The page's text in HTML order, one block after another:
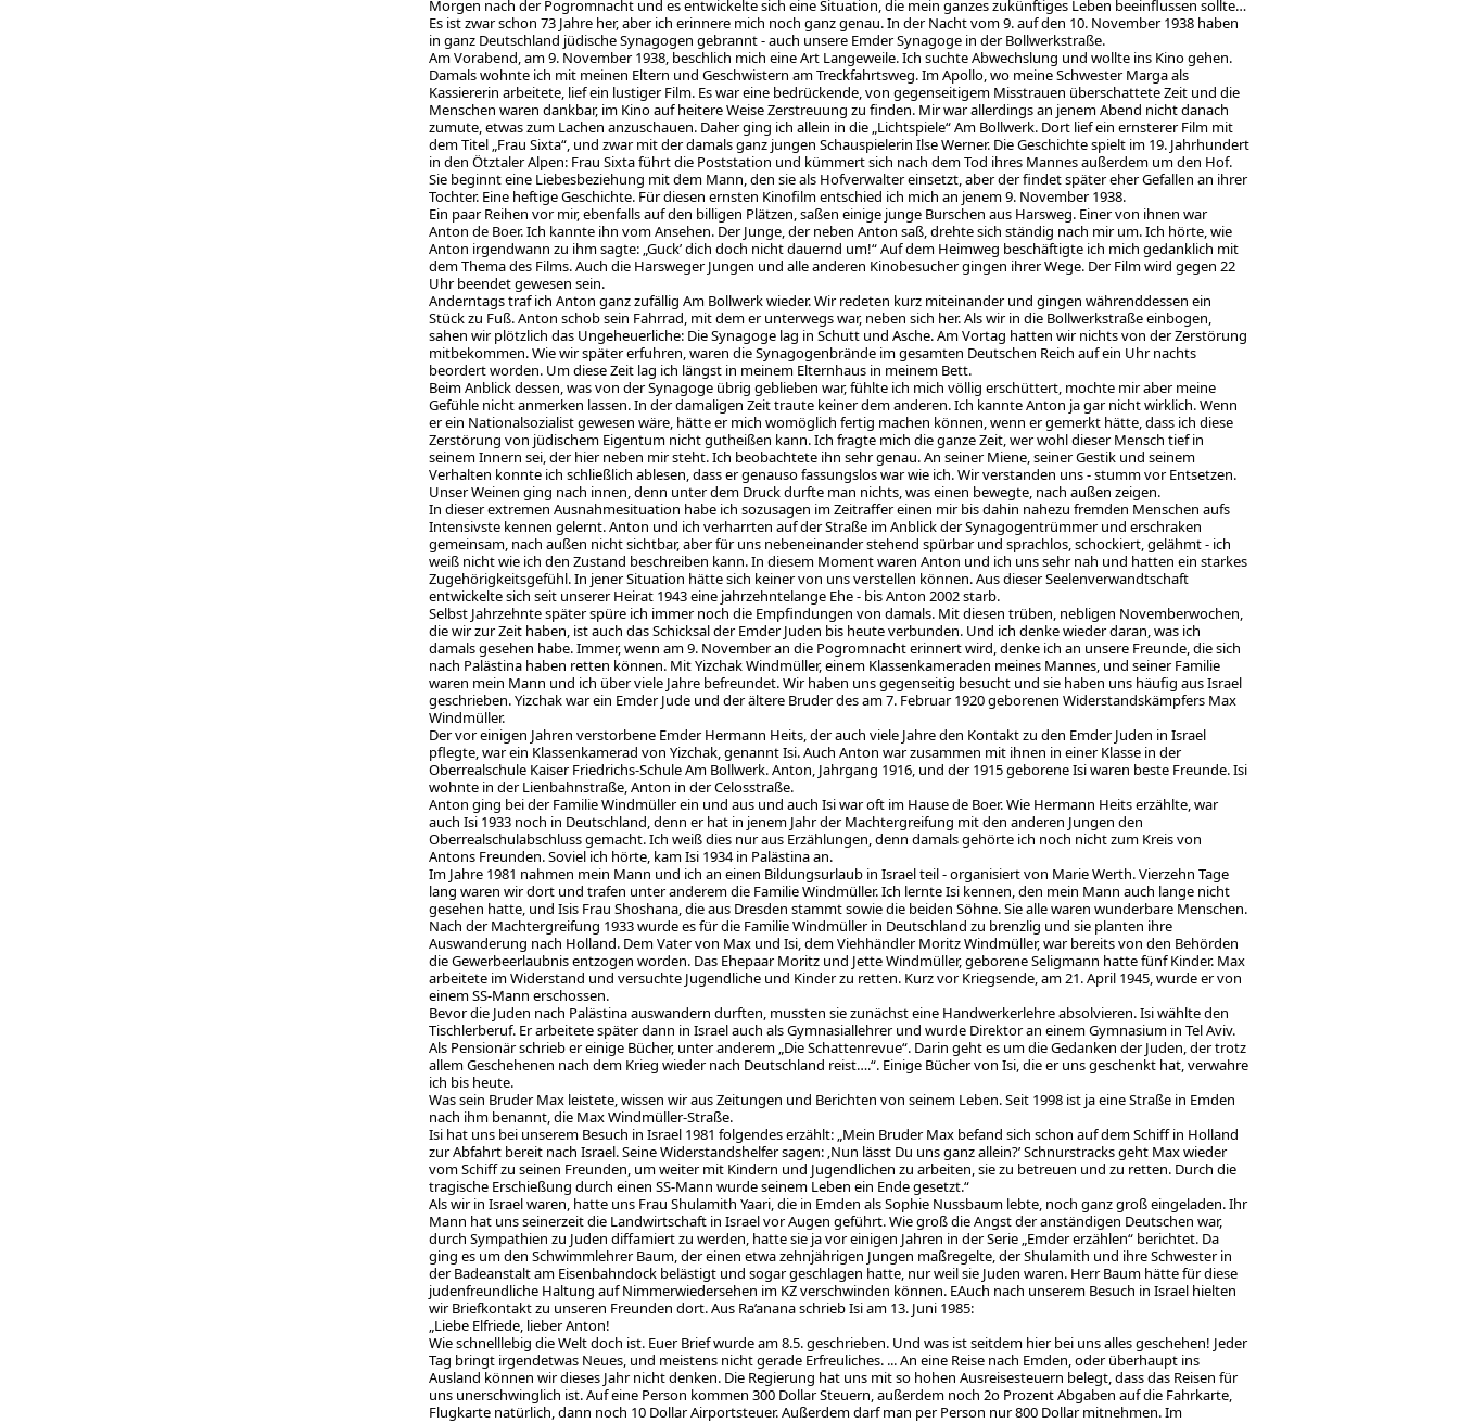
Morgen nach der Pogromnacht und es entwickelte sich eine Situation, die mein ganzes zukünftiges Leben beeinflussen sollte…
Es ist zwar schon 73 Jahre her, aber ich erinnere mich noch ganz genau. In der Nacht vom 9. auf den 10. November 1938 haben
in ganz Deutschland jüdische Synagogen gebrannt - auch unsere Emder Synagoge in der Bollwerkstraße.
Am Vorabend, am 9. November 1938, beschlich mich eine Art Langeweile. Ich suchte Abwechslung und wollte ins Kino gehen.
Damals wohnte ich mit meinen Eltern und Geschwistern am Treckfahrtsweg. Im Apollo, wo meine Schwester Marga als
Kassiererin arbeitete, lief ein lustiger Film. Es war eine bedrückende, von gegenseitigem Misstrauen überschattete Zeit und die
Menschen waren dankbar, im Kino auf heitere Weise Zerstreuung zu finden. Mir war allerdings an jenem Abend nicht danach
zumute, etwas zum Lachen anzuschauen. Daher ging ich allein in die „Lichtspiele“ Am Bollwerk. Dort lief ein ernsterer Film mit
dem Titel „Frau Sixta“, und zwar mit der damals ganz jungen Schauspielerin Ilse Werner. Die Geschichte spielt im 19. Jahrhundert
in den Ötztaler Alpen: Frau Sixta führt die Poststation und kümmert sich nach dem Tod ihres Mannes außerdem um den Hof.
Sie beginnt eine Liebesbeziehung mit dem Mann, den sie als Hofverwalter einsetzt, aber der findet später eher Gefallen an ihrer
Tochter. Eine heftige Geschichte. Für diesen ernsten Kinofilm entschied ich mich an jenem 9. November 1938.
Ein paar Reihen vor mir, ebenfalls auf den billigen Plätzen, saßen einige junge Burschen aus Harsweg. Einer von ihnen war
Anton de Boer. Ich kannte ihn vom Ansehen. Der Junge, der neben Anton saß, drehte sich ständig nach mir um. Ich hörte, wie
Anton irgendwann zu ihm sagte: „Guck’ dich doch nicht dauernd um!“ Auf dem Heimweg beschäftigte ich mich gedanklich mit
dem Thema des Films. Auch die Harsweger Jungen und alle anderen Kinobesucher gingen ihrer Wege. Der Film wird gegen 22
Uhr beendet gewesen sein.
Anderntags traf ich Anton ganz zufällig Am Bollwerk wieder. Wir redeten kurz miteinander und gingen währenddessen ein
Stück zu Fuß. Anton schob sein Fahrrad, mit dem er unterwegs war, neben sich her. Als wir in die Bollwerkstraße einbogen,
sahen wir plötzlich das Ungeheuerliche: Die Synagoge lag in Schutt und Asche. Am Vortag hatten wir nichts von der Zerstörung
mitbekommen. Wie wir später erfuhren, waren die Synagogenbrände im gesamten Deutschen Reich auf ein Uhr nachts
beordert worden. Um diese Zeit lag ich längst in meinem Elternhaus in meinem Bett.
Beim Anblick dessen, was von der Synagoge übrig geblieben war, fühlte ich mich völlig erschüttert, mochte mir aber meine
Gefühle nicht anmerken lassen. In der damaligen Zeit traute keiner dem anderen. Ich kannte Anton ja gar nicht wirklich. Wenn
er ein Nationalsozialist gewesen wäre, hätte er mich womöglich fertig machen können, wenn er gemerkt hätte, dass ich diese
Zerstörung von jüdischem Eigentum nicht gutheißen kann. Ich fragte mich die ganze Zeit, wer wohl dieser Mensch tief in
seinem Innern sei, der hier neben mir steht. Ich beobachtete ihn sehr genau. An seiner Miene, seiner Gestik und seinem
Verhalten konnte ich schließlich ablesen, dass er genauso fassungslos war wie ich. Wir verstanden uns - stumm vor Entsetzen.
Unser Weinen ging nach innen, denn unter dem Druck durfte man nichts, was einen bewegte, nach außen zeigen.
In dieser extremen Ausnahmesituation habe ich sozusagen im Zeitraffer einen mir bis dahin nahezu fremden Menschen aufs
Intensivste kennen gelernt. Anton und ich verharrten auf der Straße im Anblick der Synagogentrümmer und erschraken
gemeinsam, nach außen nicht sichtbar, aber für uns nebeneinander stehend spürbar und sprachlos, schockiert, gelähmt - ich
weiß nicht wie ich den Zustand beschreiben kann. In diesem Moment waren Anton und ich uns sehr nah und hatten ein starkes
Zugehörigkeitsgefühl. In jener Situation hätte sich keiner von uns verstellen können. Aus dieser Seelenverwandtschaft
entwickelte sich seit unserer Heirat 1943 eine jahrzehntelange Ehe - bis Anton 2002 starb.
Selbst Jahrzehnte später spüre ich immer noch die Empfindungen von damals. Mit diesen trüben, nebligen Novemberwochen,
die wir zur Zeit haben, ist auch das Schicksal der Emder Juden bis heute verbunden. Und ich denke wieder daran, was ich
damals gesehen habe. Immer, wenn am 9. November an die Pogromnacht erinnert wird, denke ich an unsere Freunde, die sich
nach Palästina haben retten können. Mit Yizchak Windmüller, einem Klassenkameraden meines Mannes, und seiner Familie
waren mein Mann und ich über viele Jahre befreundet. Wir haben uns gegenseitig besucht und sie haben uns häufig aus Israel
geschrieben. Yizchak war ein Emder Jude und der ältere Bruder des am 7. Februar 1920 geborenen Widerstandskämpfers Max
Windmüller.
Der vor einigen Jahren verstorbene Emder Hermann Heits, der auch viele Jahre den Kontakt zu den Emder Juden in Israel
pflegte, war ein Klassenkamerad von Yizchak, genannt Isi. Auch Anton war zusammen mit ihnen in einer Klasse in der
Oberrealschule Kaiser Friedrichs-Schule Am Bollwerk. Anton, Jahrgang 1916, und der 1915 geborene Isi waren beste Freunde. Isi
wohnte in der Lienbahnstraße, Anton in der Celosstraße.
Anton ging bei der Familie Windmüller ein und aus und auch Isi war oft im Hause de Boer. Wie Hermann Heits erzählte, war
auch Isi 1933 noch in Deutschland, denn er hat in jenem Jahr der Machtergreifung mit den anderen Jungen den
Oberrealschulabschluss gemacht. Ich weiß dies nur aus Erzählungen, denn damals gehörte ich noch nicht zum Kreis von
Antons Freunden. Soviel ich hörte, kam Isi 1934 in Palästina an.
Im Jahre 1981 nahmen mein Mann und ich an einen Bildungsurlaub in Israel teil - organisiert von Marie Werth. Vierzehn Tage
lang waren wir dort und trafen unter anderem die Familie Windmüller. Ich lernte Isi kennen, den mein Mann auch lange nicht
gesehen hatte, und Isis Frau Shoshana, die aus Dresden stammt sowie die beiden Söhne. Sie alle waren wunderbare Menschen.
Nach der Machtergreifung 1933 wurde es für die Familie Windmüller in Deutschland zu brenzlig und sie planten ihre
Auswanderung nach Holland. Dem Vater von Max und Isi, dem Viehhändler Moritz Windmüller, war bereits von den Behörden
die Gewerbeerlaubnis entzogen worden. Das Ehepaar Moritz und Jette Windmüller, geborene Seligmann hatte fünf Kinder. Max
arbeitete im Widerstand und versuchte Jugendliche und Kinder zu retten. Kurz vor Kriegsende, am 21. April 1945, wurde er von
einem SS-Mann erschossen.
Bevor die Juden nach Palästina auswandern durften, mussten sie zunächst eine Handwerkerlehre absolvieren. Isi wählte den
Tischlerberuf. Er arbeitete später dann in Israel auch als Gymnasiallehrer und wurde Direktor an einem Gymnasium in Tel Aviv.
Als Pensionär schrieb er einige Bücher, unter anderem „Die Schattenrevue“. Darin geht es um die Gedanken der Juden, der trotz
allem Geschehenen nach dem Krieg wieder nach Deutschland reist….“. Einige Bücher von Isi, die er uns geschenkt hat, verwahre
ich bis heute.
Was sein Bruder Max leistete, wissen wir aus Zeitungen und Berichten von seinem Leben. Seit 1998 ist ja eine Straße in Emden
nach ihm benannt, die Max Windmüller-Straße.
Isi hat uns bei unserem Besuch in Israel 1981 folgendes erzählt: „Mein Bruder Max befand sich schon auf dem Schiff in Holland
zur Abfahrt bereit nach Israel. Seine Widerstandshelfer sagen: ‚Nun lässt Du uns ganz allein?’ Schnurstracks geht Max wieder
vom Schiff zu seinen Freunden, um weiter mit Kindern und Jugendlichen zu arbeiten, sie zu betreuen und zu retten. Durch die
tragische Erschießung durch einen SS-Mann wurde seinem Leben ein Ende gesetzt.“
Als wir in Israel waren, hatte uns Frau Shulamith Yaari, die in Emden als Sophie Nussbaum lebte, noch ganz groß eingeladen. Ihr
Mann hat uns seinerzeit die Landwirtschaft in Israel vor Augen geführt. Wie groß die Angst der anständigen Deutschen war,
durch Sympathien zu Juden diffamiert zu werden, hatte sie ja vor einigen Jahren in der Serie „Emder erzählen“ berichtet. Da
ging es um den Schwimmlehrer Baum, der einen etwa zehnjährigen Jungen maßregelte, der Shulamith und ihre Schwester in
der Badeanstalt am Eisenbahndock belästigt und sogar geschlagen hatte, nur weil sie Juden waren. Herr Baum hätte für diese
judenfreundliche Haltung auf Nimmerwiedersehen im KZ verschwinden können. EAuch nach unserem Besuch in Israel hielten
wir Briefkontakt zu unseren Freunden dort. Aus Ra’anana schrieb Isi am 13. Juni 1985:
„Liebe Elfriede, lieber Anton!
Wie schnelllebig die Welt doch ist. Euer Brief wurde am 8.5. geschrieben. Und was ist seitdem hier bei uns alles geschehen! Jeder
Tag bringt irgendetwas Neues, und meistens nicht gerade Erfreuliches. ... An eine Reise nach Emden, oder überhaupt ins
Ausland können wir dieses Jahr nicht denken. Die Regierung hat uns mit so hohen Ausreisesteuern belegt, dass das Reisen für
uns unerschwinglich ist. Auf eine Person kommen 300 Dollar Steuern, außerdem noch 2o Prozent Abgaben auf die Fahrkarte,
Flugkarte natürlich, dann noch 10 Dollar Airportsteuer. Außerdem darf man per Person nur 800 Dollar mitnehmen. Im